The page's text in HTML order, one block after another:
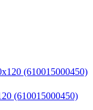
(610015000450)